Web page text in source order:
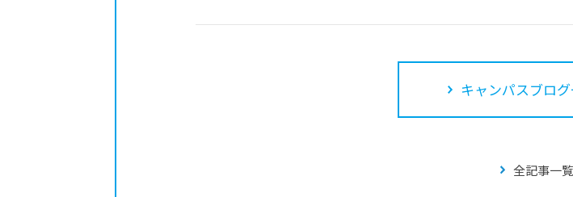
キャンパスブロ
全記事一